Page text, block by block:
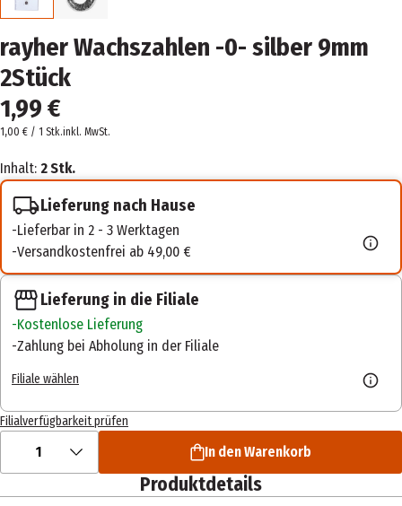
rayher Wachszahlen -0- silber 9mm
2Stück
1,99 €
1,00 € / 1 Stk.inkl. MwSt.
Inhalt: 2 Stk.
Lieferung nach Hause
Lieferbar in 2 - 3 Werktagen
Versandkostenfrei ab 49,00 €
Lieferung in die Filiale
Kostenlose Lieferung
Zahlung bei Abholung in der Filiale
Filiale wählen
Filialverfügbarkeit prüfen
1 In den Warenkorb
Produktdetails